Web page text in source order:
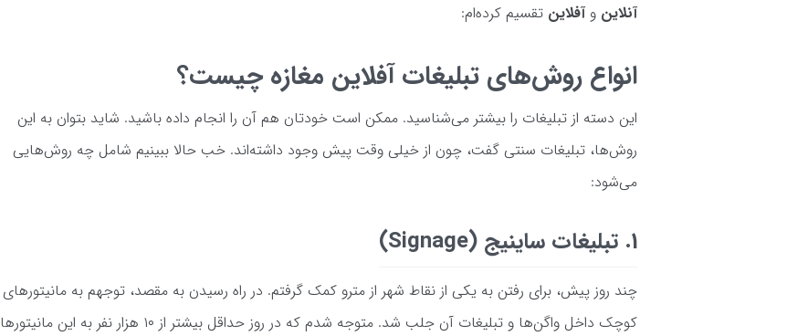
آنلاین وآفلاین تقسیم کرده‌ام:
انواع روش‌های تبلیغات آفلاین مغازه چیست؟
این دسته از تبلیغات را بیشتر می‌شناسید. ممکن است خودتان هم آن را انجام داده باشید. شاید بتوان به این
روش‌ها، تبلیغات سنتی گفت، چون از خیلی وقت پیش وجود داشته‌اند. خب حالا ببینیم شامل چه روش‌هایی
می‌شود:
1. تبلیغات ساینیج (Signage)
چند روز پیش، برای رفتن به یکی از نقاط شهر از مترو کمک گرفتم. در راه رسیدن به مقصد، توجهم به مانیتورهای
کوچک داخل واگن‌ها و تبلیغات آن جلب شد. متوجه شدم که در روز حداقل بیشتر از ۱۰ هزار نفر به این مانیتورها